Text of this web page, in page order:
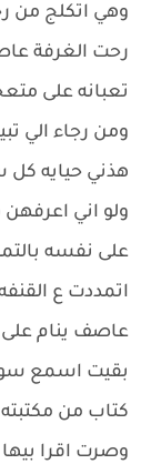
وهي اتكلج من
رحت الغرفة
تعبانه على
ومن رجاء الي
هذني حيايه كل
ولو اني
على نفسه
اتمددت ع
عاصف ينام على
بقيت اسمع
كتاب من
وصرت اقرا